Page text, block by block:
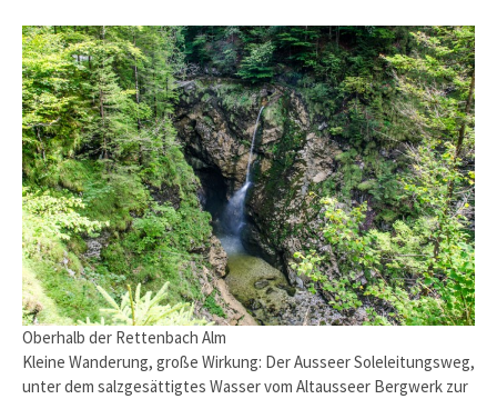
Oberhalb der Rettenbach Alm
Kleine Wanderung, große Wirkung: Der Ausseer Soleleitungsweg,
unter dem salzgesättigtes Wasser vom Altausseer Bergwerk zur